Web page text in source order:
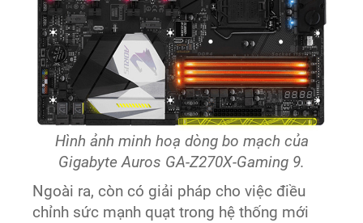
Hình ảnh minh hoạ dòng bo mạch của
Gigabyte Auros GA-Z270X-Gaming 9.
Ngoài ra, còn có giải pháp cho việc điều
chỉnh sức mạnh quạt trong hệ thống mới